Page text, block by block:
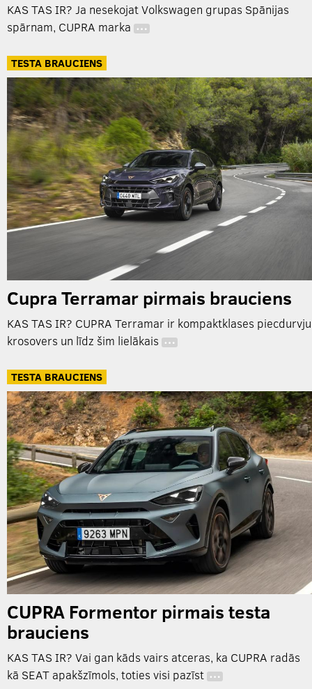
KAS TAS IR? Ja nesekojat Volkswagen grupas Spānijas
spārnam, CUPRA marka …
TESTA BRAUCIENS
Cupra Terramar pirmais brauciens
KAS TAS IR? CUPRA Terramar ir kompaktklases piecdurvju
krosovers un līdz šim lielākais …
TESTA BRAUCIENS
CUPRA Formentor pirmais testa
brauciens
KAS TAS IR? Vai gan kāds vairs atceras, ka CUPRA radās
kā SEAT apakšzīmols, toties visi pazīst …